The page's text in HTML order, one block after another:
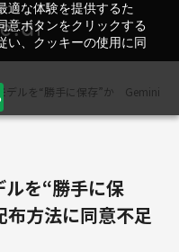
適な体験を提供するた
意ボタンをクリックする
い、クッキーの使用に同
デルを“勝手に保存”か Gemini
を“勝手に保
方法に同意不足